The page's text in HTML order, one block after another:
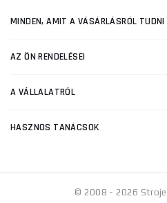
MINDEN, AMIT A VÁSÁRLÁSRÓL TUDNI
AZ ÖN RENDELÉSEI
A VÁLLALATRÓL
HASZNOS TANÁCSOK
© 2008 - 2026 Stroje